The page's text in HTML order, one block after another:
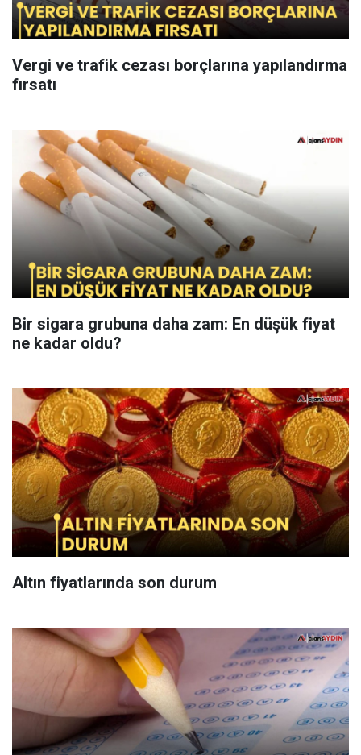
Vergi ve trafik cezası borçlarına yapılandırma
fırsatı
Bir sigara grubuna daha zam: En düşük fiyat
ne kadar oldu?
Altın fiyatlarında son durum